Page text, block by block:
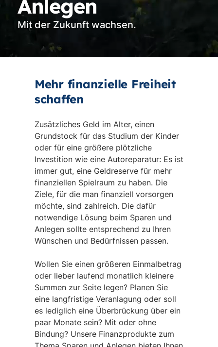
Anlegen
Mit der Zukunft wachsen.
Mehr finanzielle Freiheit
schaffen
Zusätzliches Geld im Alter, einen
Grundstock für das Studium der Kinder
oder für eine größere plötzliche
Investition wie eine Autoreparatur: Es ist
immer gut, eine Geldreserve für mehr
finanziellen Spielraum zu haben. Die
Ziele, für die man finanziell vorsorgen
möchte, sind zahlreich. Die dafür
notwendige Lösung beim Sparen und
Anlegen sollte entsprechend zu Ihren
Wünschen und Bedürfnissen passen.
Wollen Sie einen größeren Einmalbetrag
oder lieber laufend monatlich kleinere
Summen zur Seite legen? Planen Sie
eine langfristige Veranlagung oder soll
es lediglich eine Überbrückung über ein
paar Monate sein? Mit oder ohne
Bindung? Unsere Finanzprodukte zum